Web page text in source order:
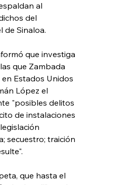
al
del
de Sinaloa.
que investiga
que Zambada
Estados Unidos
López el
"posibles delitos
de instalaciones
secuestro; traición
que hasta el